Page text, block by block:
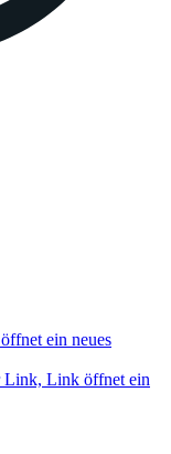
ein neues
Link, Link öffnet ein